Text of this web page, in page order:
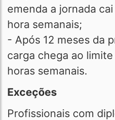
emenda a jornada
hora semanais;
- Após 12 meses da
carga chega ao
horas semanais.
Exceções
Profissionais com